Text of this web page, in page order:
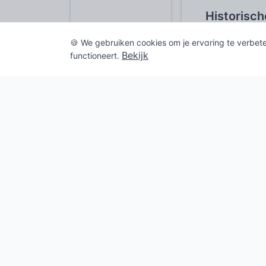
Van
Vóór de
🍪 We gebruiken cookies om je ervaring te
functioneert. Bekijk